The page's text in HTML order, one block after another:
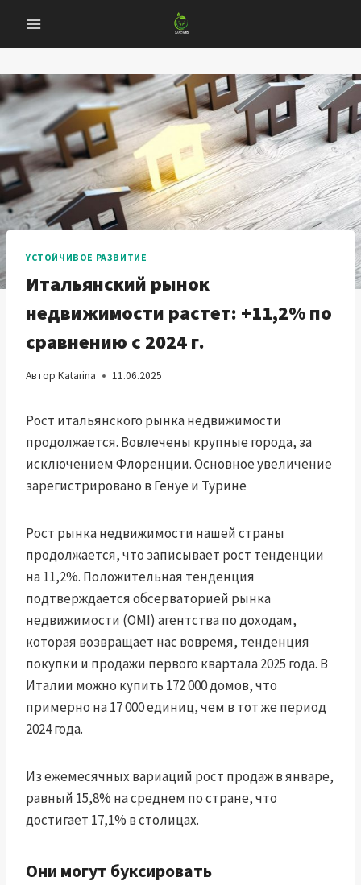
содержанию
YСТОЙЧИВОЕ РАЗВИТИЕ
Итальянский рынок
недвижимости растет: +11,2% по
сравнению с 2024 г.
Автор Katarina 11.06.2025
Рост итальянского рынка недвижимости
продолжается. Вовлечены крупные города, за
исключением Флоренции. Основное увеличение
зарегистрировано в Генуе и Турине
Рост рынка недвижимости нашей страны
продолжается, что записывает рост тенденции
на 11,2%. Положительная тенденция
подтверждается обсерваторией рынка
недвижимости (OMI) агентства по доходам,
которая возвращает нас вовремя, тенденция
покупки и продажи первого квартала 2025 года. В
Италии можно купить 172 000 домов, что
примерно на 17 000 единиц, чем в тот же период
2024 года.
Из ежемесячных вариаций рост продаж в январе,
равный 15,8% на среднем по стране, что
достигает 17,1% в столицах.
Они могут буксировать